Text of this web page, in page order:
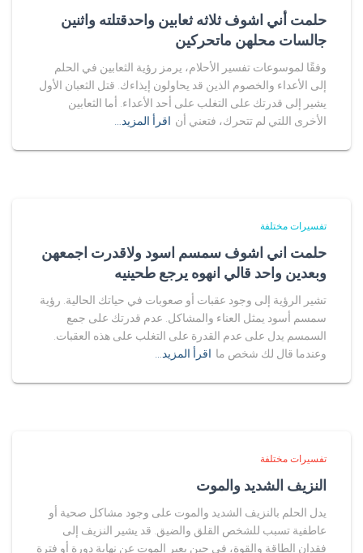
حلمت أني اشوف ثلاثه ثعابين واحدقتلته واثنين
جالسات محلهن ماتحركين
وفقًا لموسوعات تفسير الأحلام، يرمز رؤية الثعابين في الحلم
إلى الأعداء والخصوم الذين قد يحاولون إيذاءك. قتل الثعبان الأول
يشير إلى قدرتك على التغلب على أحد الأعداء. أما الثعابين
الأخرى اللتي لم تتحرك، فتعني أن اقرأ المزيد…
تفسيرات مختلفة
حلمت اني اشوف سمسم اسود ولاقدرت اجمعهن
وبعدين واحد قالي انهوه يرجع طحينيه
تشير الرؤية إلى وجود عقبات أو صعوبات في حياتك الحالية. رؤية
سمسم أسود يمثل العناء والمشاكل. عدم قدرتك على جمع
السمسم يدل على عدم القدرة على التغلب على هذه العقبات.
وعندما قال لك شخص ما اقرأ المزيد…
تفسيرات مختلفة
النزيف الشديد والموت
يدل الحلم بالنزيف الشديد والموت على وجود مشاكل صحية أو
عاطفية تسبب للشخص القلق والضيق. قد يشير النزيف إلى
فقدان الطاقة والقوة، في حين يعبر الموت عن نهاية دورة أو فترة